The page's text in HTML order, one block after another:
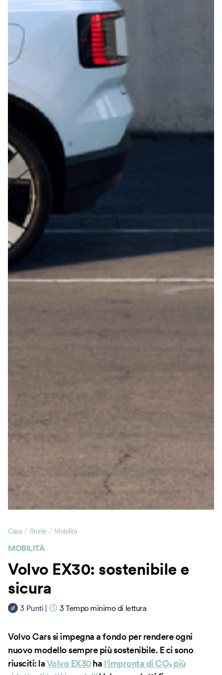
MOBILITÀ
Casa / Storie / Mobilità
Volvo EX30: sostenibile e
sicura
3 Punti | 3 Tempo minimo di lettura
Volvo Cars si impegna a fondo per rendere ogni
nuovo modello sempre più sostenibile. E ci sono
riusciti: laVolvo EX30ha l'impronta di CO₂ più